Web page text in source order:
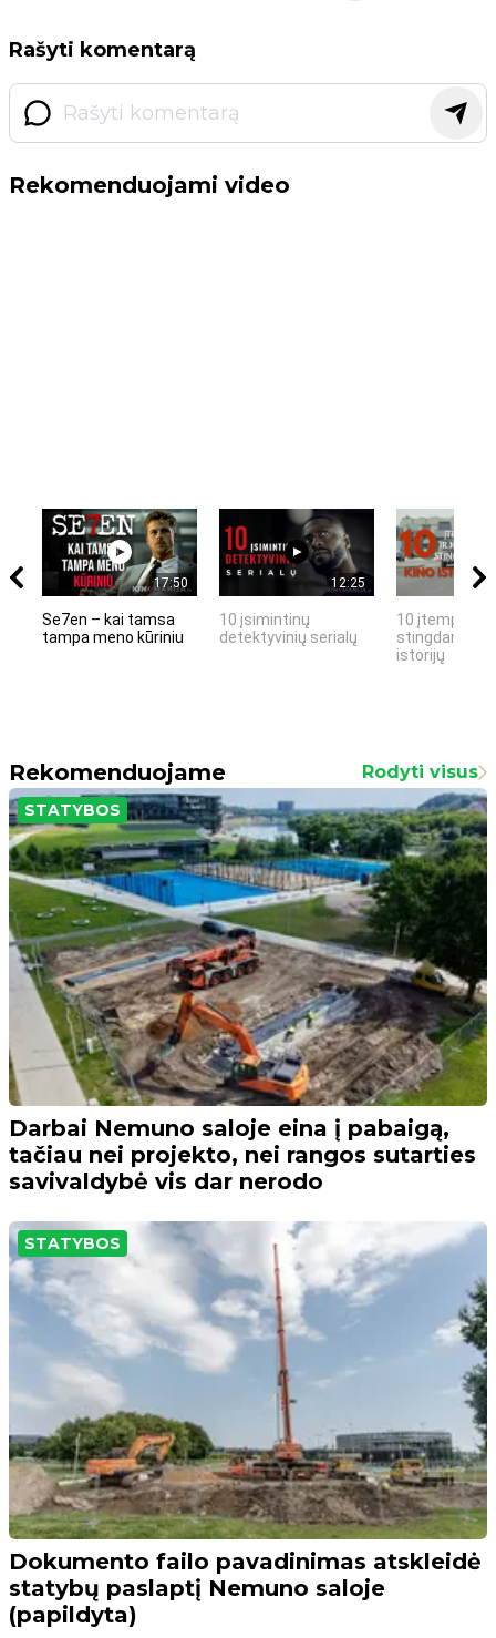
Rašyti komentarą
Rekomenduojami video
17:50
Se7en – kai tamsa
tampa meno kūriniu
12:25
10 įsimintinų
detektyvinių serialų
10 įtemptų,
stingdančių
istorijų
Rekomenduojame Rodyti visus
STATYBOS
Darbai Nemuno saloje eina į pabaigą,
tačiau nei projekto, nei rangos sutarties
savivaldybė vis dar nerodo
STATYBOS
Dokumento failo pavadinimas atskleidė
statybų paslaptį Nemuno saloje
(papildyta)